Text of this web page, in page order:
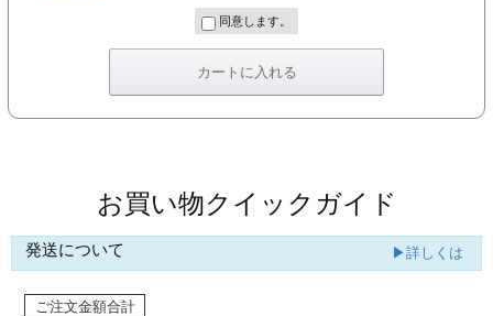
同意します。
お買い物クイックガイド
発送について ▶詳しくは
ご注文金額合計